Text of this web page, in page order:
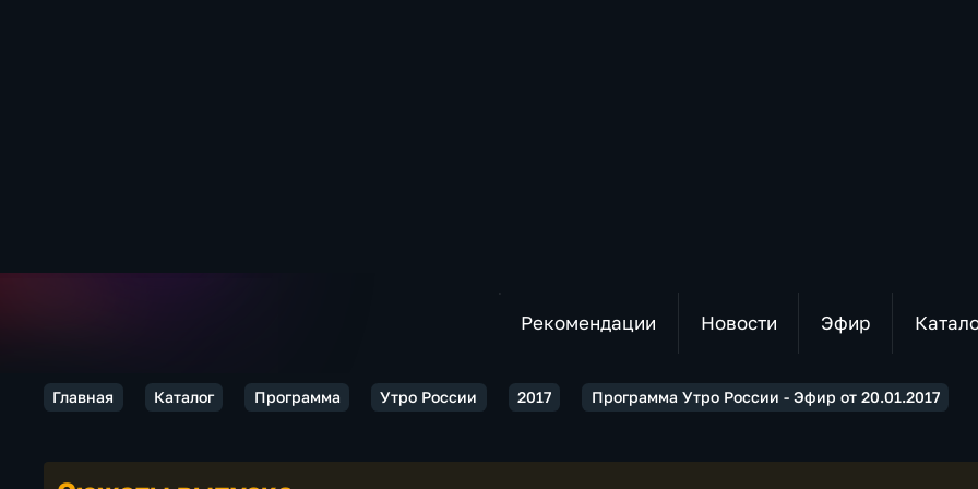
Рекомендации Новости Эфир
Главная Каталог Программа Утро России 2017 Программа Утро России - Эфир от 20.01.2017